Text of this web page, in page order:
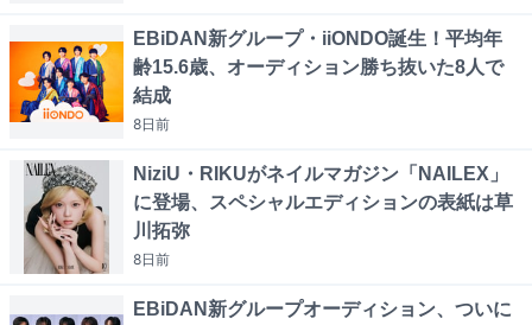
EBiDAN新グループ・iiONDO誕生！平均年
齢15.6歳、オーディション勝ち抜いた8人で
結成
8日前
NiziU・RIKUがネイルマガジン「NAILEX」
に登場、スペシャルエディションの表紙は草
川拓弥
8日前
EBiDAN新グループオーディション、ついに